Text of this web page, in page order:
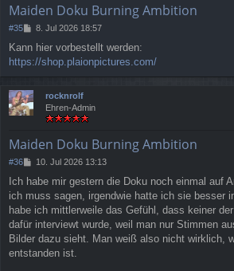
Maiden Doku Burning Ambition
#35
B
i
t
r
g
8. Jul 2026 18:57
Kann hier vorbestellt werden:
https://shop.plaionpictures.com/
rocknrolf
Ehren-Admin
Maiden Doku Burning Ambition
#36
B
i
t
r
a
10. Jul 2026 13:13
Ich habe mir gestern die Doku noch einmal auf
ich muss sagen, irgendwie hatte ich sie besser
habe ich mittlerweile das Gefühl, dass keiner
dafür interviewt wurde, weil man nur Stimmen
Bilder dazu sieht. Man weiß also nicht wirklich,
entstanden ist.